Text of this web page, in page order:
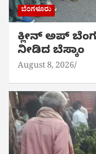
ಬೆಂಗಳೂರು
ಕ್ಲೀನ್ ಅಪ್
ನೀಡಿದ ಬೆಸ್ಕಾಂ
August 8, 2026